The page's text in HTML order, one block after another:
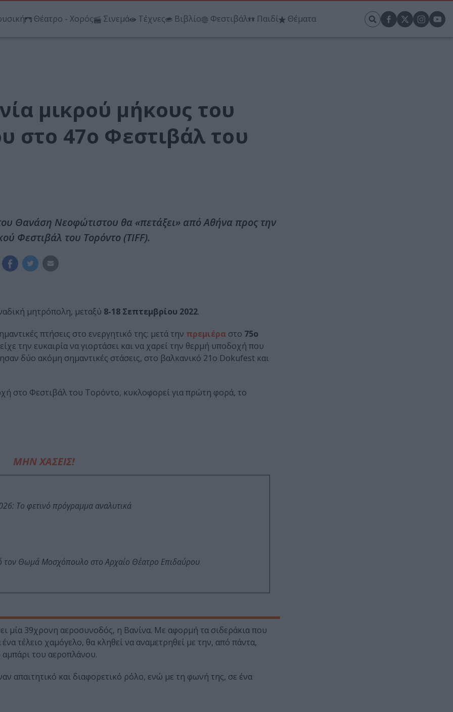
Θέατρο - Χορός Σινεμά Τέχνες Βιβλίο Φεστιβάλ Παιδί Θέματα
μικρού μήκους του
στο 47ο Φεστιβάλ του
Θανάση Νεοφώτιστου θα «πετάξει» από Αθήνα προς την
Φεστιβάλ του Τορόντο (TIFF).
μητρόπολη, μεταξύ 8-18 Σεπτεμβρίου 2022.
πτήσεις στο ενεργητικό της: μετά την πρεμιέρα στο 75ο
την ευκαιρία να γιορτάσει και να χαρεί την θερμή υποδοχή που
δύο ακόμη σημαντικές στάσεις, στο βαλκανικό 21o Dokufest και
στο Φεστιβάλ του Τορόντο, κυκλοφορεί για πρώτη φορά, το
ΜΗΝ ΧΑΣΕΙΣ!
Το φετινό πρόγραμμα αναλυτικά
τον Θωμά Μοσχόπουλο στο Αρχαίο Θέατρο Επιδαύρου
μία 39χρονη αεροσυνοδός, η Βανίνα. Με αφορμή τα σιδεράκια που
τέλειο χαμόγελο, θα κληθεί να αναμετρηθεί με την, από πάντα,
του αεροπλάνου.
απαιτητικό και διαφορετικό ρόλο, ενώ με τη φωνή της, σε ένα